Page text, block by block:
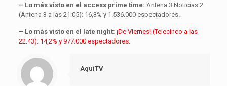
– Lo más visto en el access prime time: Antena 3 Noticias 2
(Antena 3 a las 21:05): 16,3% y 1.536.000 espectadores.
– Lo más visto en el late night: ¡De Viernes! (Telecinco a las
22:43): 14,2% y 977.000 espectadores.
AquíTV